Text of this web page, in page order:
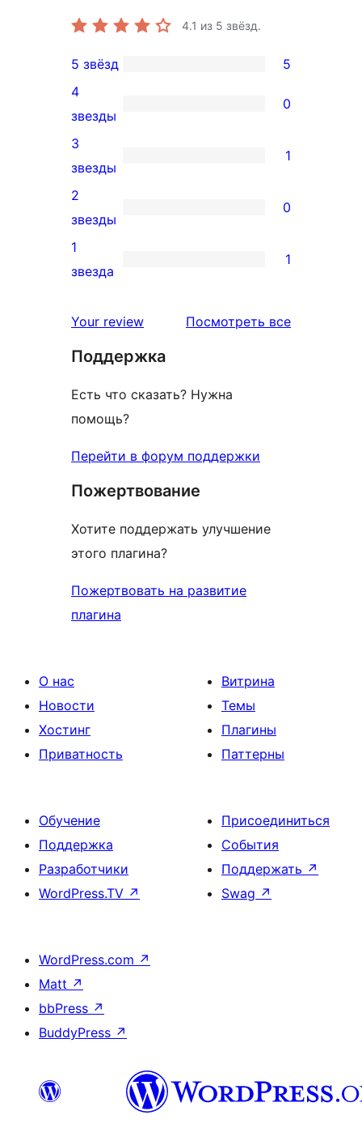
4.1 из 5 звёзд.
5
5-
звездный
отзыв
5 звёзд 5
0
4-
звездный
отзыв
4
звезды
0
1
3-
звездный
отзыв
3
звезды
1
0
2-
звездный
2
звезды
0
1
звездный
1
звезда
1
Your review Посмотреть всеотзывы
Поддержка
Есть что сказать? Нужна
помощь?
Перейти в форум поддержки
Пожертвование
Хотите поддержать улучшение
этого плагина?
Пожертвовать на развитие
плагина
О нас
Новости
Хостинг
Приватность
Витрина
Темы
Плагины
Паттерны
Обучение
Поддержка
Разработчики
WordPress.TV ↗
Присоединиться
События
Поддержать ↗
Swag ↗
WordPress.com ↗
Matt ↗
bbPress ↗
BuddyPress ↗